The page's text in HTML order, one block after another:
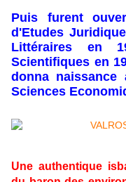
Puis furent
d'Etudes
Littéraires en
Scientifiques en
donna
Sciences
Une authentique